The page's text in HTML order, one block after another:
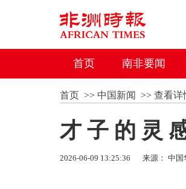
首页 南非要闻
首页>> 中国新闻 >> 查看详
才 子 的 灵
2026-06-09 13:25:36 来源： 中国